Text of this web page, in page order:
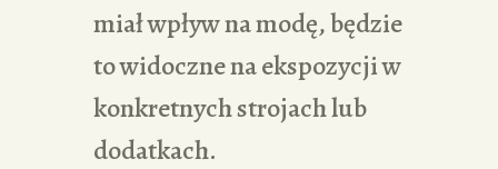
miał wpływ na modę, będzie
to widoczne na ekspozycji w
konkretnych strojach lub
dodatkach.